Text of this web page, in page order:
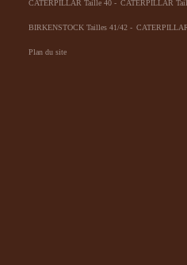
CATERPILLAR Taille 40 - CATERPILLAR
BIRKENSTOCK Tailles 41/42 -
Plan du site